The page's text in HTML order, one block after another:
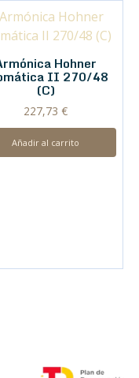
Hohner
II 270/48
(C)
227,73 €
Añadir al carrito